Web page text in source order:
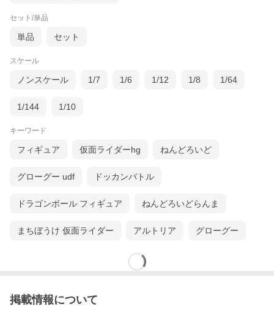
セット/単品
単品 セット
スケール
ノンスケール 1/7 1/6 1/12 1/8 1/64
1/144 1/10
キーワード
フィギュア 仮面ライダーhg ねんどろいど
グローグー udf ドッカンバトル
ドラゴンボール フィギュア ねんどろいどらんま
まちぼうけ 仮面ライダー アルトリア グローグー
掲載情報について